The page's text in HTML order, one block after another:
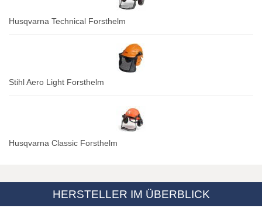
Husqvarna Technical Forsthelm
Stihl Aero Light Forsthelm
Husqvarna Classic Forsthelm
HERSTELLER IM ÜBERBLICK